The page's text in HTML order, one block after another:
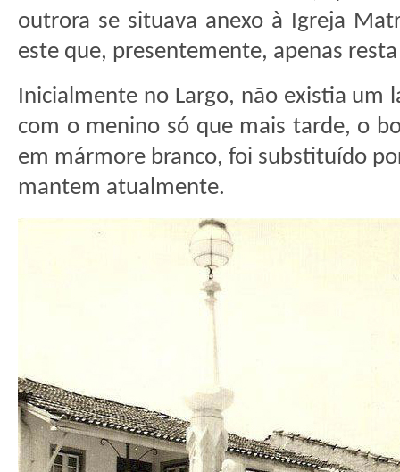
outrora se situava anexo à Igreja
este que, presentemente, apenas
Inicialmente no Largo, não existia um
com o menino só que mais tarde, o
em mármore branco, foi substituído
mantem atualmente.